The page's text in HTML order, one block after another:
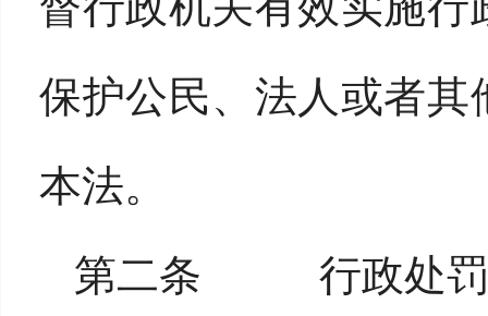
保护公民、法人或者
本法。
第二条 行政处罚